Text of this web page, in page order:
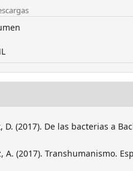
D. (2017). De las bacterias a
A. (2017). Transhumanismo.